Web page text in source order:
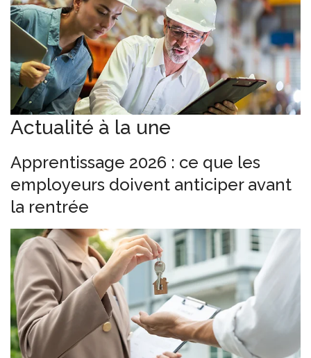
Actualité à la une
Apprentissage 2026 : ce que les
employeurs doivent anticiper avant
la rentrée